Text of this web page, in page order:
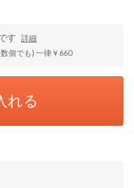
す
詳細
個でも) 一律￥660
れる